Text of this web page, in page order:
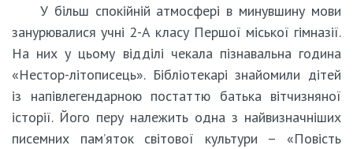
У більш спокійній атмосфері в минувшину мови
занурювалися учні 2-А класу Першої міської гімназії.
На них у цьому відділі чекала пізнавальна година
«Нестор-літописець». Бібліотекарі знайомили дітей
із напівлегендарною постаттю батька вітчизняної
історії. Його перу належить одна з найвизначніших
писемних пам’яток світової культури – «Повість